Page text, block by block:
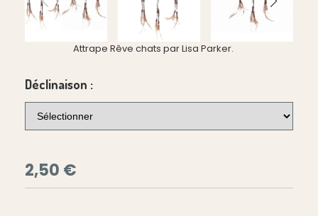
Attrape Rêve chats par Lisa Parker.
Déclinaison :
2,50 €